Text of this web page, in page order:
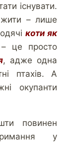
існувати.
– лише
коти як
– це просто
, адже одна
птахів. А
окупанти
повинен
у